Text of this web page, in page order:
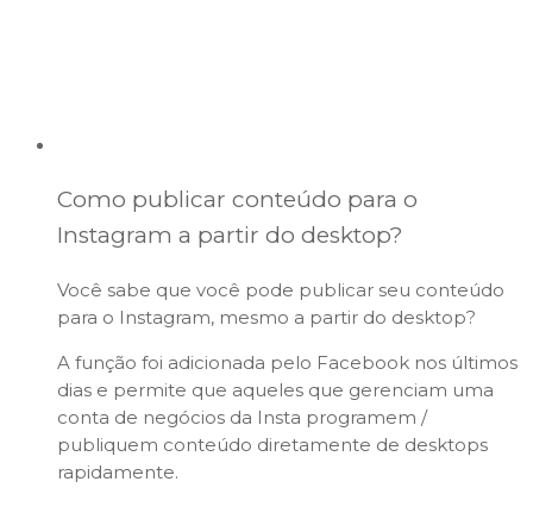
Como publicar conteúdo para o
Instagram a partir do desktop?
Você sabe que você pode publicar seu conteúdo
para o Instagram, mesmo a partir do desktop?
A função foi adicionada pelo Facebook nos últimos
dias e permite que aqueles que gerenciam uma
conta de negócios da Insta programem /
publiquem conteúdo diretamente de desktops
rapidamente.